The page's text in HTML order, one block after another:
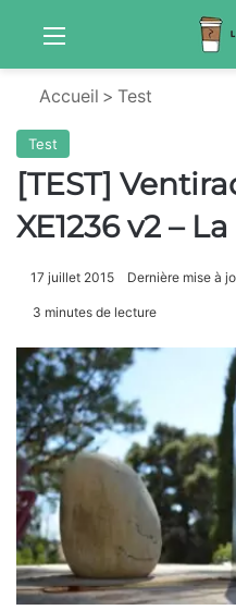
Accueil > Test
Test
[TEST]
XE1236 v2 –
17 juillet 2015 Dernière mise à
3 minutes de lecture